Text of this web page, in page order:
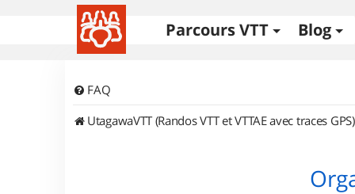
Parcours VTT Blog
FAQ
UtagawaVTT (Randos VTT et VTTAE avec traces GPS)